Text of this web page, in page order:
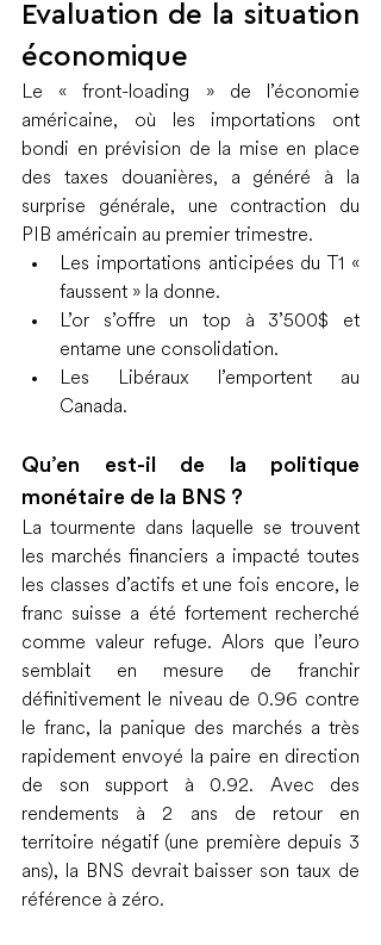
Evaluation de la situation
économique
Le « front-loading » de l’économie
américaine, où les importations ont
bondi en prévision de la mise en place
des taxes douanières, a généré à la
surprise générale, une contraction du
PIB américain au premier trimestre.
Les importations anticipées du T1 «
faussent » la donne.
L’or s’offre un top à 3’500$ et
entame une consolidation.
Les Libéraux l’emportent au
Canada.
Qu’en est-il de la politique
monétaire de la BNS ?
La tourmente dans laquelle se trouvent
les marchés financiers a impacté toutes
les classes d’actifs et une fois encore, le
franc suisse a été fortement recherché
comme valeur refuge. Alors que l’euro
semblait en mesure de franchir
définitivement le niveau de 0.96 contre
le franc, la panique des marchés a très
rapidement envoyé la paire en direction
de son support à 0.92. Avec des
rendements à 2 ans de retour en
territoire négatif (une première depuis 3
ans), la BNS devrait baisser son taux de
référence à zéro.